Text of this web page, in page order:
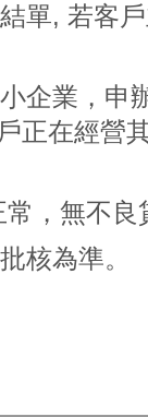
單, 若客
企業，申
正在經營
，無不良
核為準。